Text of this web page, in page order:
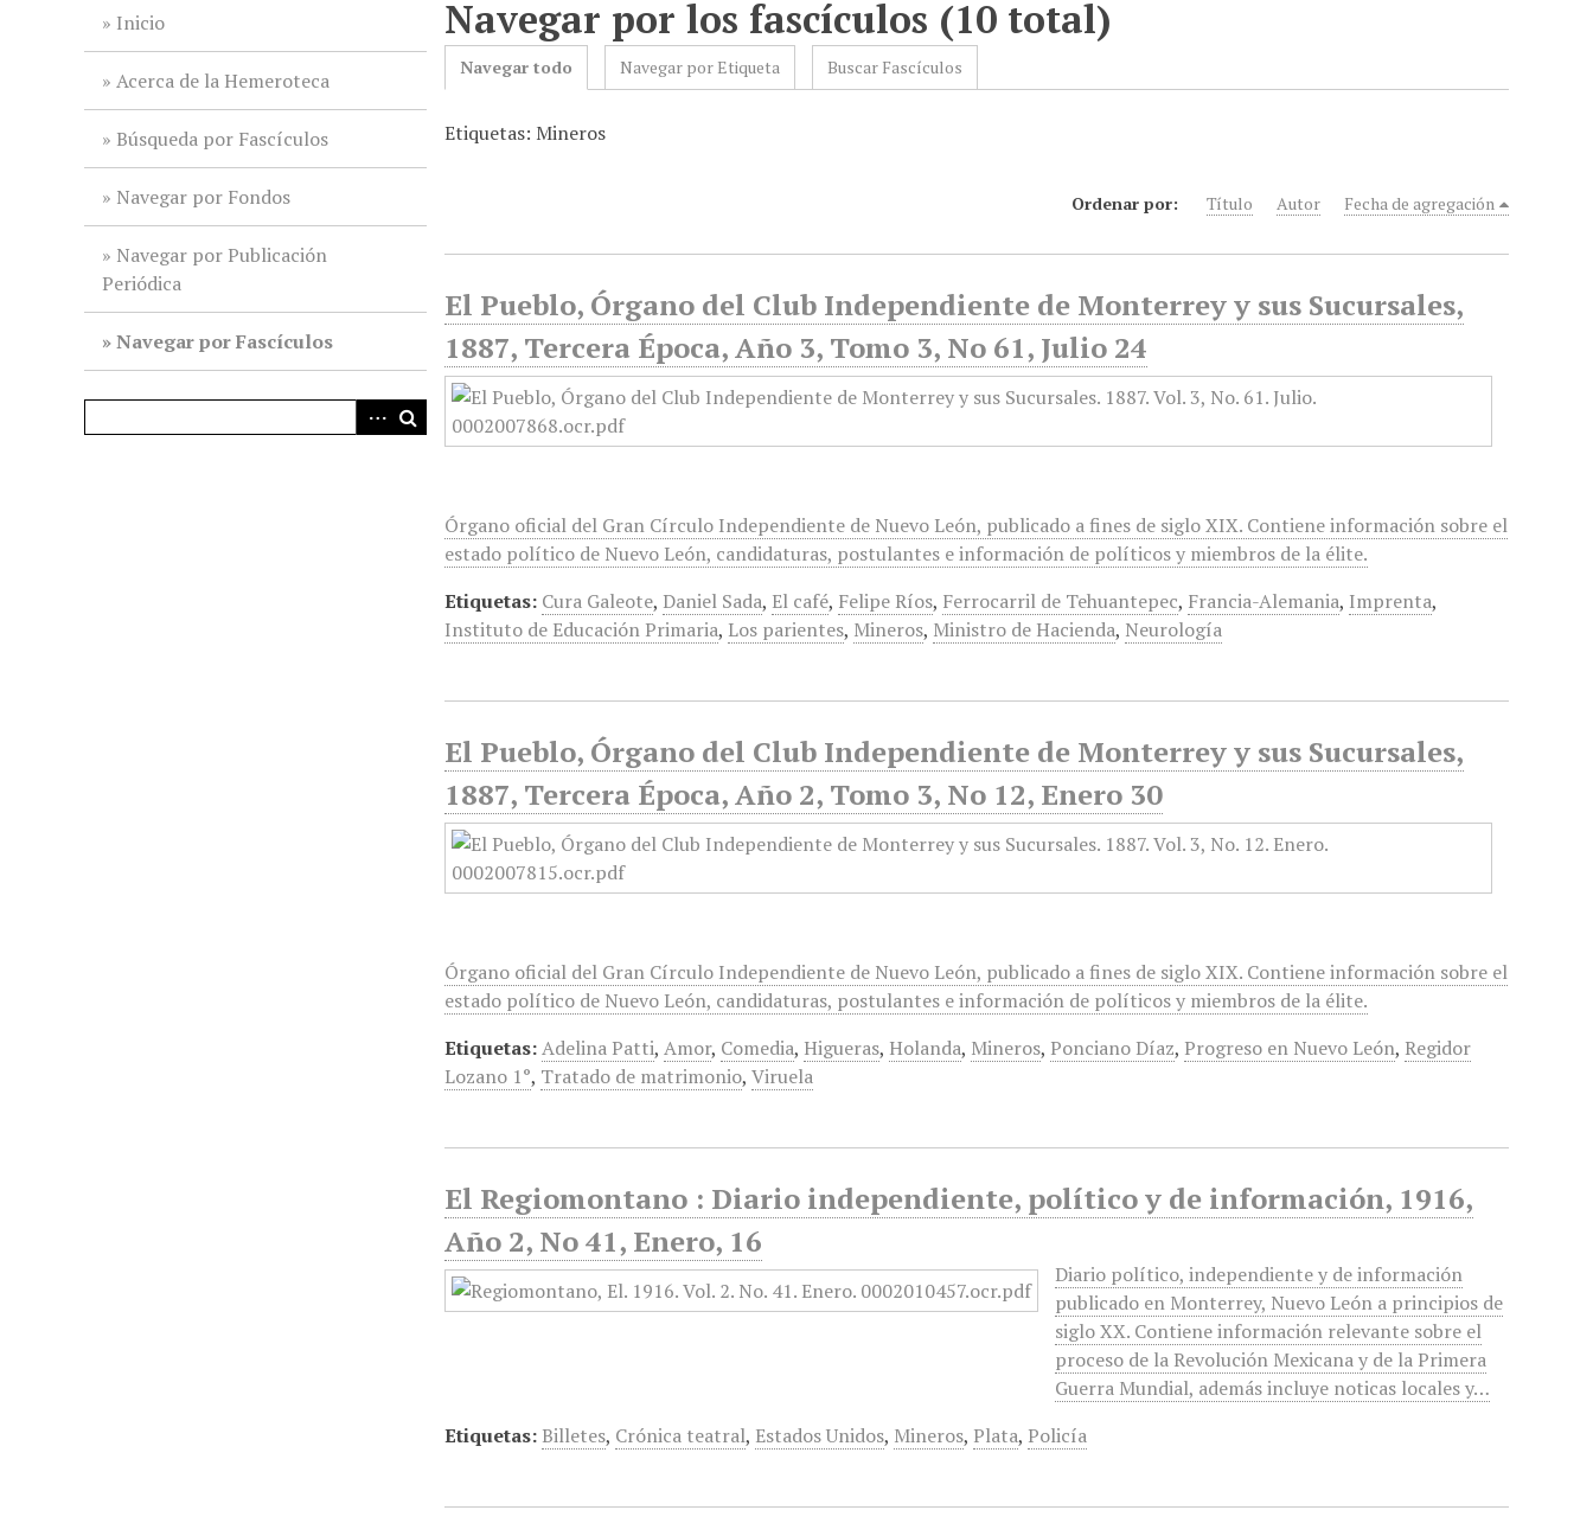
Inicio
Acerca de la Hemeroteca
Búsqueda por Fascículos
Navegar por Fondos
Navegar por Publicación
Periódica
Navegar por Fascículos
Navegar por los fascículos (10 total)
Navegar todo Navegar por Etiqueta Buscar Fascículos
Etiquetas: Mineros
Ordenar por: Título Autor Fecha de agregación
El Pueblo, Órgano del Club Independiente de Monterrey y sus Sucursales,
1887, Tercera Época, Año 3, Tomo 3, No 61, Julio 24
Órgano oficial del Gran Círculo Independiente de Nuevo León, publicado a fines de siglo XIX. Contiene información sobre el
estado político de Nuevo León, candidaturas, postulantes e información de políticos y miembros de la élite.
Etiquetas: Cura Galeote, Daniel Sada, El café, Felipe Ríos, Ferrocarril de Tehuantepec, Francia-Alemania, Imprenta,
Instituto de Educación Primaria, Los parientes, Mineros, Ministro de Hacienda, Neurología
El Pueblo, Órgano del Club Independiente de Monterrey y sus Sucursales,
1887, Tercera Época, Año 2, Tomo 3, No 12, Enero 30
Órgano oficial del Gran Círculo Independiente de Nuevo León, publicado a fines de siglo XIX. Contiene información sobre el
estado político de Nuevo León, candidaturas, postulantes e información de políticos y miembros de la élite.
Etiquetas:Adelina Patti,Amor, Comedia, Higueras, Holanda, Mineros, Ponciano Díaz, Progreso en Nuevo León, Regidor
Lozano 1°, Tratado de matrimonio,Viruela
El Regiomontano : Diario independiente, político y de información, 1916,
Año 2, No 41, Enero, 16
Diario político, independiente y de información
publicado en Monterrey, Nuevo León a principios de
siglo XX. Contiene información relevante sobre el
proceso de la Revolución Mexicana y de la Primera
Guerra Mundial, además incluye noticas locales y…
Etiquetas: Billetes, Crónica teatral, Estados Unidos, Mineros, Plata, Policía